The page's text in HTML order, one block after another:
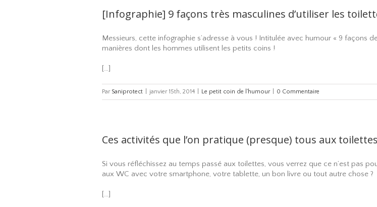
[Infographie] 9 façons très masculines d’utiliser les
Messieurs, cette infographie s’adresse à vous ! Intitulée avec humour « 9 façons
manières dont les hommes utilisent les petits coins !
[…]
Par Saniprotect janvier 15th, 2014 Le petit coin de l'humour 0 Commentaire
Ces activités que l’on pratique (presque) tous aux
Si vous réfléchissez au temps passé aux toilettes, vous verrez que ce n’est pas
aux WC avec votre smartphone, votre tablette, un bon livre ou tout autre chose ?
[…]